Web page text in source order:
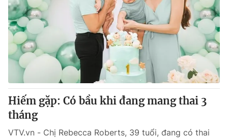
Hiếm gặp: Có bầu khi đang mang thai 3
tháng
VTV.vn - Chị Rebecca Roberts, 39 tuổi, đang có thai